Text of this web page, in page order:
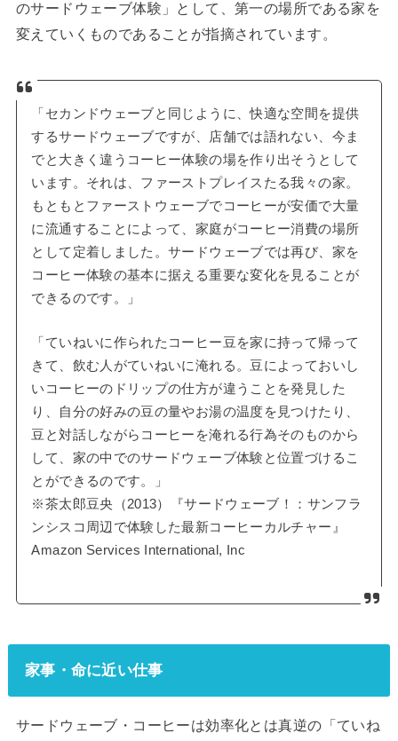
のサードウェーブ体験」として、第一の場所である家を
変えていくものであることが指摘されています。
「セカンドウェーブと同じように、快適な空間を提供
するサードウェーブですが、店舗では語れない、今ま
でと大きく違うコーヒー体験の場を作り出そうとして
います。それは、ファーストプレイスたる我々の家。
もともとファーストウェーブでコーヒーが安価で大量
に流通することによって、家庭がコーヒー消費の場所
として定着しました。サードウェーブでは再び、家を
コーヒー体験の基本に据える重要な変化を見ることが
できるのです。」
「ていねいに作られたコーヒー豆を家に持って帰って
きて、飲む人がていねいに淹れる。豆によっておいし
いコーヒーのドリップの仕方が違うことを発見した
り、自分の好みの豆の量やお湯の温度を見つけたり、
豆と対話しながらコーヒーを淹れる行為そのものから
して、家の中でのサードウェーブ体験と位置づけるこ
とができるのです。」
※茶太郎豆央（2013）『サードウェーブ！：サンフラ
ンシスコ周辺で体験した最新コーヒーカルチャー』
Amazon Services International, Inc
家事・命に近い仕事
サードウェーブ・コーヒーは効率化とは真逆の「ていね